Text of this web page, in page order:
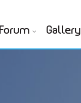
Forum Gallery